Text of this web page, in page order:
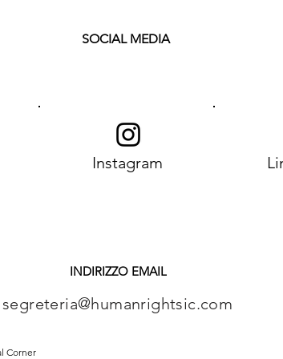
SOCIAL MEDIA
Instagram
INDIRIZZO EMAIL
segreteria@humanrightsic.com
Corner